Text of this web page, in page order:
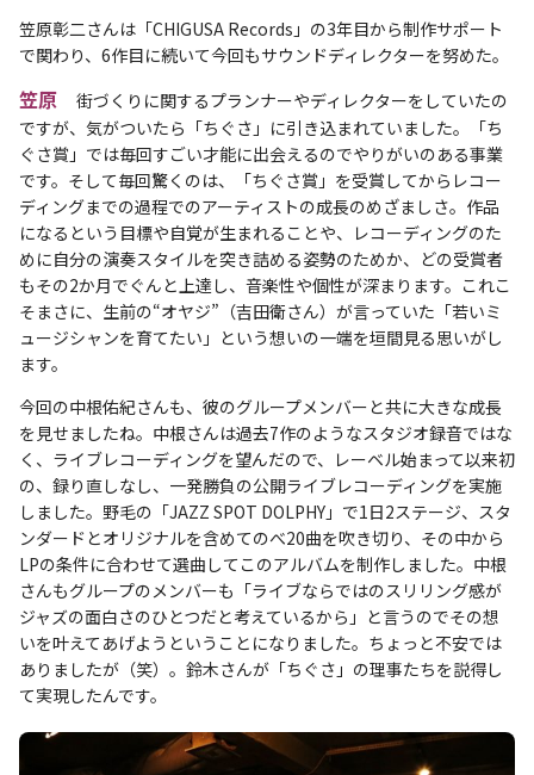
笠原彰二さんは「CHIGUSA Records」の3年目から制作サポート
で関わり、6作目に続いて今回もサウンドディレクターを努めた。
笠原 街づくりに関するプランナーやディレクターをしていたの
ですが、気がついたら「ちぐさ」に引き込まれていました。「ち
ぐさ賞」では毎回すごい才能に出会えるのでやりがいのある事業
です。そして毎回驚くのは、「ちぐさ賞」を受賞してからレコー
ディングまでの過程でのアーティストの成長のめざましさ。作品
になるという目標や自覚が生まれることや、レコーディングのた
めに自分の演奏スタイルを突き詰める姿勢のためか、どの受賞者
もその2か月でぐんと上達し、音楽性や個性が深まります。これこ
そまさに、生前の“オヤジ”（吉田衛さん）が言っていた「若いミ
ュージシャンを育てたい」という想いの一端を垣間見る思いがし
ます。
今回の中根佑紀さんも、彼のグループメンバーと共に大きな成長
を見せましたね。中根さんは過去7作のようなスタジオ録音ではな
く、ライブレコーディングを望んだので、レーベル始まって以来初
の、録り直しなし、一発勝負の公開ライブレコーディングを実施
しました。野毛の「JAZZ SPOT DOLPHY」で1日2ステージ、スタ
ンダードとオリジナルを含めてのべ20曲を吹き切り、その中から
LPの条件に合わせて選曲してこのアルバムを制作しました。中根
さんもグループのメンバーも「ライブならではのスリリング感が
ジャズの面白さのひとつだと考えているから」と言うのでその想
いを叶えてあげようということになりました。ちょっと不安では
ありましたが（笑）。鈴木さんが「ちぐさ」の理事たちを説得し
て実現したんです。